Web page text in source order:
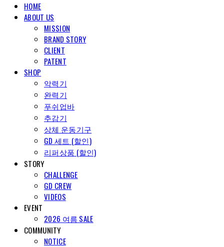
HOME
ABOUT US
MISSION
BRAND STORY
CLIENT
PATENT
SHOP
악력기
완력기
푸쉬업바
추감기
상체 운동기구
GD 세트 (할인)
리퍼상품 (할인)
STORY
CHALLENGE
GD CREW
VIDEOS
EVENT
2026 여름 SALE
COMMUNITY
NOTICE